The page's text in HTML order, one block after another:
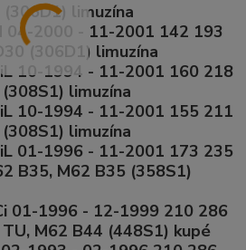
limuzína
04-2000 - 11-2001 142 193
(306D1) limuzína
10-1994 - 11-2001 160 218
limuzína
10-1994 - 11-2001 155 211
limuzína
01-1996 - 11-2001 173 235
B35, M62 B35 (358S1)
01-1996 - 12-1999 210 286
M62 B44 (448S1) kupé